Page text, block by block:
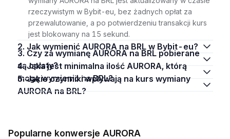
rzeczywistym w Bybit-eu, bez żadnych opłat za
przewalutowanie, a po potwierdzeniu transakcji kurs
jest blokowany na 15 sekund.
2. Jak wymienić AURORA na BRL w Bybit-eu?
3. Czy za wymianę AURORA na BRL pobierane
są opłaty?
4. Jaka jest minimalna ilość AURORA, którą
mogę wymienić na BRL?
5. Jakie czynniki wpływają na kurs wymiany
AURORA na BRL?
Popularne konwersje AURORA